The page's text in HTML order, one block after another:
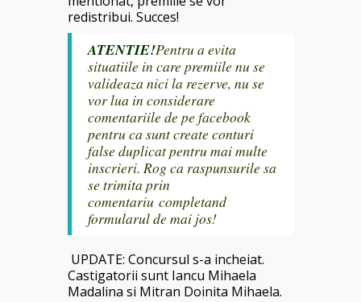
redistribui. Succes!
ATENTIE!Pentru a evita
situatiile in care premiile nu se
valideaza nici la rezerve, nu se
vor lua in considerare
comentariile de pe facebook
pentru ca sunt create conturi
false duplicat pentru mai multe
inscrieri. Rog ca raspunsurile sa
se trimita prin
comentariu completand
formularul de mai jos!
UPDATE: Concursul s-a incheiat.
Castigatorii sunt Iancu Mihaela
Madalina si Mitran Doinita Mihaela.